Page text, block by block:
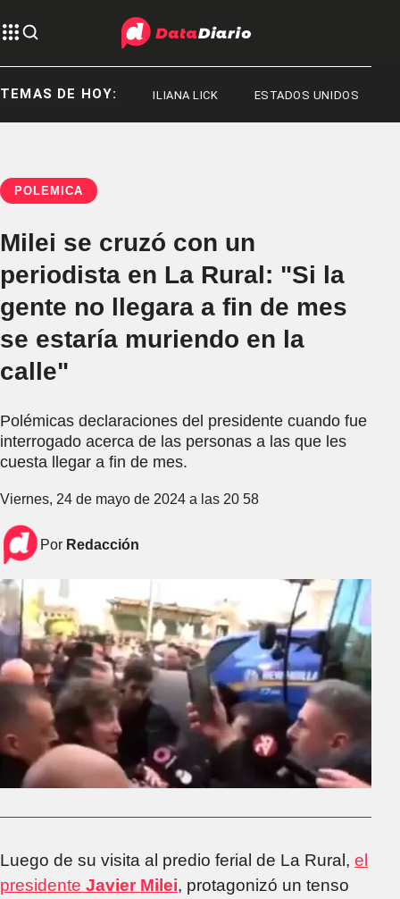
TEMAS DE HOY:
JORGE MESSI ILIANA LICK ESTADOS UNIDOS
POLÉMICA
Milei se cruzó con un
periodista en La Rural: "Si la
gente no llegara a fin de mes
se estaría muriendo en la
calle"
Polémicas declaraciones del presidente cuando fue
interrogado acerca de las personas a las que les
cuesta llegar a fin de mes.
Viernes, 24 de mayo de 2024 a las 20 58
Por Redacción
Luego de su visita al predio ferial de La Rural, el
presidente Javier Milei, protagonizó un tenso